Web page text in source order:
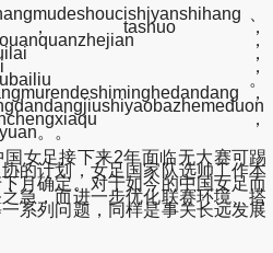
、
，tashuo，
，
，
，
。
，
，
。。
女足接下来2年面临无大赛可踢
的计划，女足国家队选帅工作本
月确定。对于如今的中国女足而
急，而进一步优化联赛环境、搭
系列问题，同样是事关长远发展